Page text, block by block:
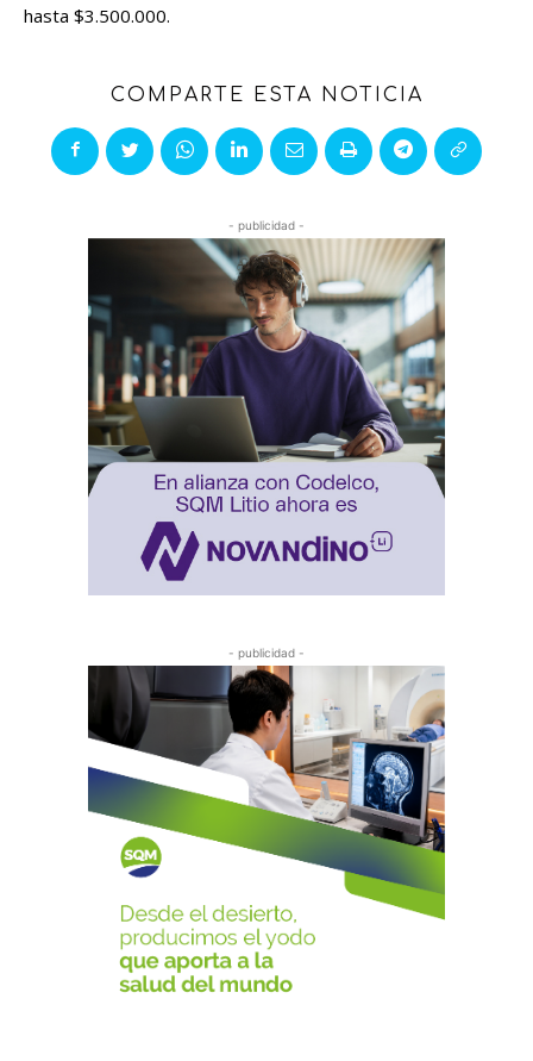
hasta $3.500.000.
COMPARTE ESTA NOTICIA
- publicidad -
- publicidad -